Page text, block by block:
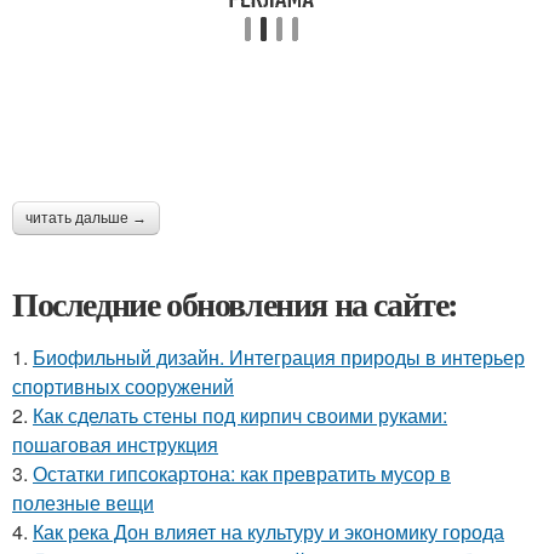
читать дальше →
Последние обновления на сайте:
1. Биофильный дизайн. Интеграция природы в интерьер
спортивных сооружений
2. Как сделать стены под кирпич своими руками:
пошаговая инструкция
3. Остатки гипсокартона: как превратить мусор в
полезные вещи
4. Как река Дон влияет на культуру и экономику города